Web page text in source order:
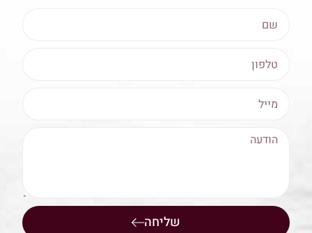
שליחה